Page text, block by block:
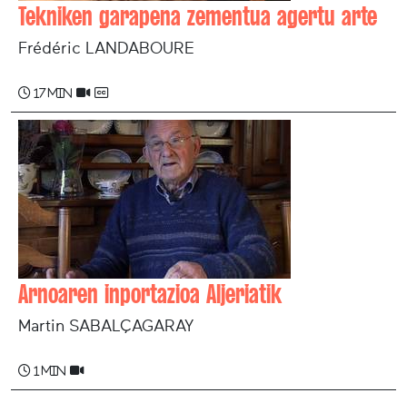
Tekniken garapena zementua agertu arte
Frédéric LANDABOURE
17 min
Arnoaren inportazioa Aljeriatik
Martin SABALÇAGARAY
1 min